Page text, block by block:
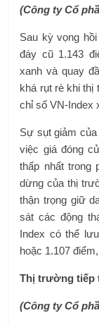
(Công ty Cổ
Sau kỳ vọng
đáy cũ 1.143
xanh và quay
khá rụt rè khi thị
chỉ số VN-Index
Sự sụt giảm
việc giá đóng
thấp nhất trong
dừng của thị
thận trọng giữ
sát các động
Index có thể
hoặc 1.107
Thị trường tiếp
(Công ty Cổ